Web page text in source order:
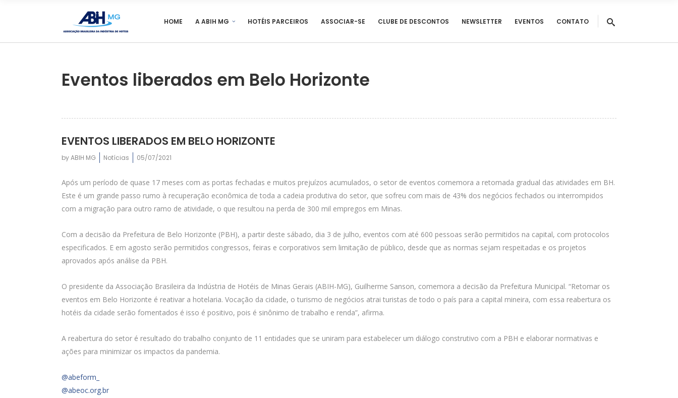
HOME A ABIH MG HOTÉIS PARCEIROS ASSOCIAR-SE CLUBE DE DESCONTOS NEWSLETTER EVENTOS CONTATO
Eventos liberados em Belo Horizonte
EVENTOS LIBERADOS EM BELO HORIZONTE
byABIH MG Notícias 05/07/2021
Após um período de quase 17 meses com as portas fechadas e muitos prejuízos acumulados, o setor de eventos comemora a retomada gradual das atividades em BH.
Este é um grande passo rumo à recuperação econômica de toda a cadeia produtiva do setor, que sofreu com mais de 43% dos negócios fechados ou interrompidos
com a migração para outro ramo de atividade, o que resultou na perda de 300 mil empregos em Minas.
Com a decisão da Prefeitura de Belo Horizonte (PBH), a partir deste sábado, dia 3 de julho, eventos com até 600 pessoas serão permitidos na capital, com protocolos
especificados. E em agosto serão permitidos congressos, feiras e corporativos sem limitação de público, desde que as normas sejam respeitadas e os projetos
aprovados após análise da PBH.
O presidente da Associação Brasileira da Indústria de Hotéis de Minas Gerais (ABIH-MG), Guilherme Sanson, comemora a decisão da Prefeitura Municipal. “Retomar os
eventos em Belo Horizonte é reativar a hotelaria. Vocação da cidade, o turismo de negócios atrai turistas de todo o país para a capital mineira, com essa reabertura os
hotéis da cidade serão fomentados é isso é positivo, pois é sinônimo de trabalho e renda”, afirma.
A reabertura do setor é resultado do trabalho conjunto de 11 entidades que se uniram para estabelecer um diálogo construtivo com a PBH e elaborar normativas e
ações para minimizar os impactos da pandemia.
@abeform_
@abeoc.org.br